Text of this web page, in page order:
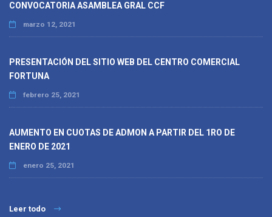
CONVOCATORIA ASAMBLEA GRAL CCF
marzo 12, 2021
PRESENTACIÓN DEL SITIO WEB DEL CENTRO COMERCIAL
FORTUNA
febrero 25, 2021
AUMENTO EN CUOTAS DE ADMON A PARTIR DEL 1RO DE
ENERO DE 2021
enero 25, 2021
Leer todo